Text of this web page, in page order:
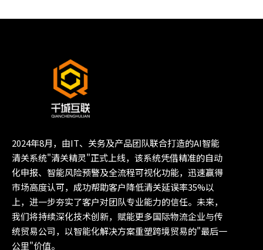
2024年8月，由IT、关务及产品团队联合打造的AI智能
清关系统"清关精灵"正式上线，该系统凭借精准的自动
化申报、智能风险预警及全流程可视化功能，迅速赢得
市场高度认可，成功帮助客户降低清关延误率35%以
上，进一步夯实了客户对团队专业能力的信任。未来，
我们将持续深化技术创新，赋能更多国际物流企业与传
统贸易公司，以智能化解决方案重塑跨境贸易的"最后一
公里"价值。